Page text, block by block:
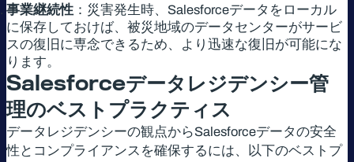
事業継続性 ：災害発生時、Salesforceデータをローカル
に保存しておけば、被災地域のデータセンターがサービ
スの復旧に専念できるため、より迅速な復旧が可能にな
ります。
Salesforceデータレジデンシー管
理のベストプラクティス
データレジデンシーの観点からSalesforceデータの安全
性とコンプライアンスを確保するには、以下のベストプ